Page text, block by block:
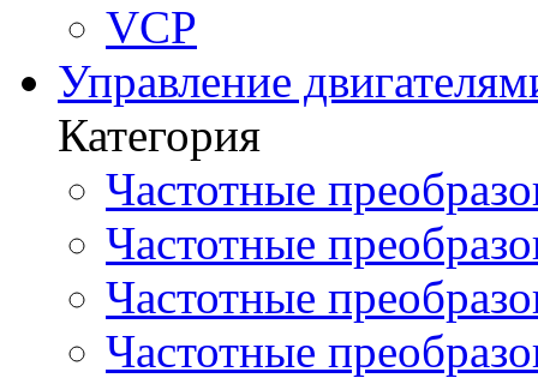
VCP
Управление
Категория
Частотные
Частотные
Частотные
Частотные